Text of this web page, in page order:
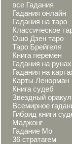
все Гадания
Гадания онлайн
Гадания на таро
Классическое
Ошо Дзен таро
Таро Брейгеля
Книга перемен
Гадания на рунах
Гадания на
Карты Ленорман
Книга судеб
Звездный оракул
Всемирное
Гибрид книги
Маджонг
Гадание Мо
36 стратагем